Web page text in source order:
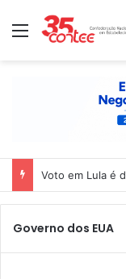
Menu
Voto em Lula é
Governo dos EUA